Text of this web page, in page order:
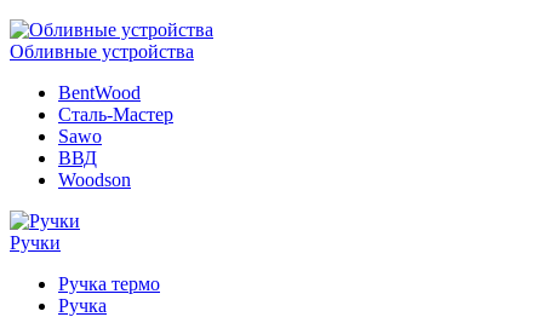
Обливные устройства
BentWood
Сталь-Мастер
Sawo
ВВД
Woodson
Ручки
Ручка термо
Ручка